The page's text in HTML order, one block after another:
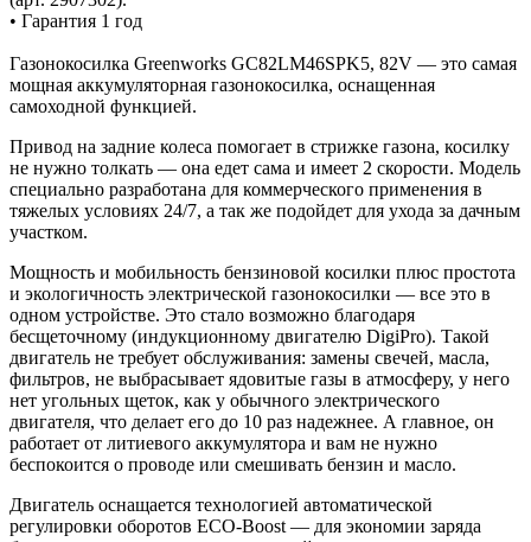
• Гарантия 1 год
Газонокосилка Greenworks GC82LM46SPK5, 82V — это самая
мощная аккумуляторная газонокосилка, оснащенная
самоходной функцией.
Привод на задние колеса помогает в стрижке газона, косилку
не нужно толкать — она едет сама и имеет 2 скорости. Модель
специально разработана для коммерческого применения в
тяжелых условиях 24/7, а так же подойдет для ухода за дачным
участком.
Мощность и мобильность бензиновой косилки плюс простота
и экологичность электрической газонокосилки — все это в
одном устройстве. Это стало возможно благодаря
бесщеточному (индукционному двигателю DigiPro). Такой
двигатель не требует обслуживания: замены свечей, масла,
фильтров, не выбрасывает ядовитые газы в атмосферу, у него
нет угольных щеток, как у обычного электрического
двигателя, что делает его до 10 раз надежнее. А главное, он
работает от литиевого аккумулятора и вам не нужно
беспокоится о проводе или смешивать бензин и масло.
Двигатель оснащается технологией автоматической
регулировки оборотов ECO-Boost — для экономии заряда